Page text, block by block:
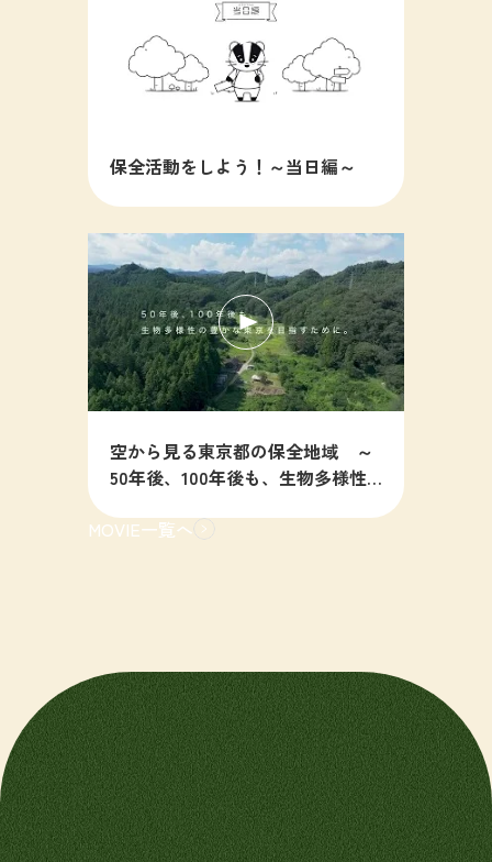
保全活動をしよう！～当日編～
空から見る東京都の保全地域 ～
50年後、100年後も、生物多様性
MOVIE一覧へ